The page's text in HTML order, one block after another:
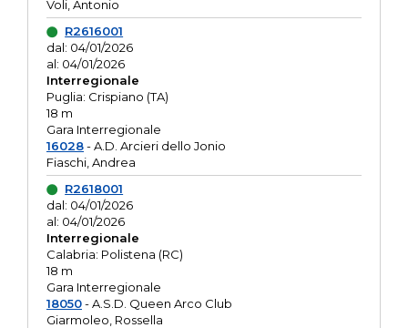
Voli, Antonio
R2616001
dal: 04/01/2026
al: 04/01/2026
Interregionale
Puglia: Crispiano (TA)
18 m
Gara Interregionale
16028- A.D. Arcieri dello Jonio
Fiaschi, Andrea
R2618001
dal: 04/01/2026
al: 04/01/2026
Interregionale
Calabria: Polistena (RC)
18 m
Gara Interregionale
18050- A.S.D. Queen Arco Club
Giarmoleo, Rossella